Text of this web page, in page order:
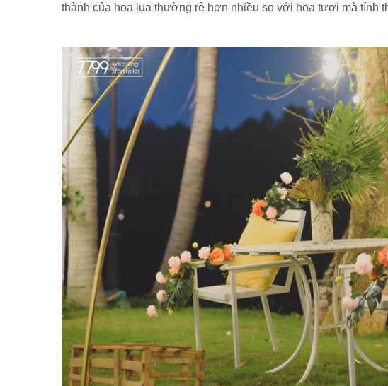
thành của hoa lụa thường rẻ hơn nhiều so với hoa tươi mà tính